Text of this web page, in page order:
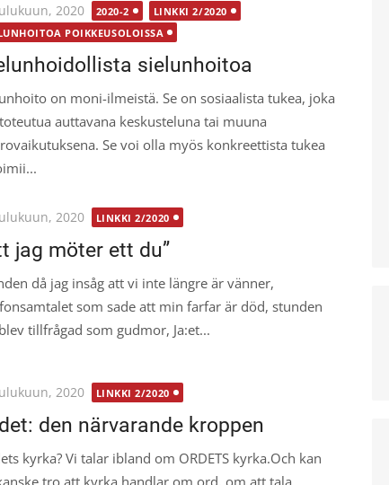
2020 2020-2
LINKKI 2/2020
POIKKEUSOLOISSA
sielunhoitoa
on moni-ilmeistä. Se on sosiaalista tukea, joka
auttavana keskusteluna tai muuna
Se voi olla myös konkreettista tukea
2020 LINKKI 2/2020
jag möter ett du”
då jag insåg att vi inte längre är vänner,
som sade att min farfar är död, stunden
tillfrågad som gudmor, Ja:et...
2020 LINKKI 2/2020
den närvarande kroppen
kyrka? Vi talar ibland om ORDETS kyrka.Och kan
tro att kyrka handlar om ord, om att tala